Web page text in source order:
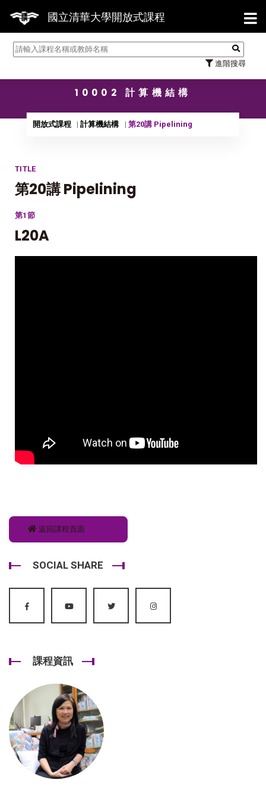
國立清華大學開放式課程
進階搜尋
【
10002 計算機結構
開放式課程 計算機結構 第20講 Pipelining
TITLE
第20講 Pipelining
第1節
L20A
返回課程頁面
SOCIAL SHARE
課程資訊